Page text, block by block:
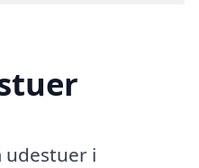
udestuer i